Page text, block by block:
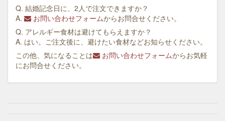
Q. 結婚記念日に、2人で注文できますか？
A.
お問い合わせフォームからお問合せください。
Q. アレルギー食材は避けてもらえますか？
A. はい。ご注文後に、避けたい食材などお知らせください。
この他、気になることは
お問い合わせフォームからお気軽
にお問合せください。